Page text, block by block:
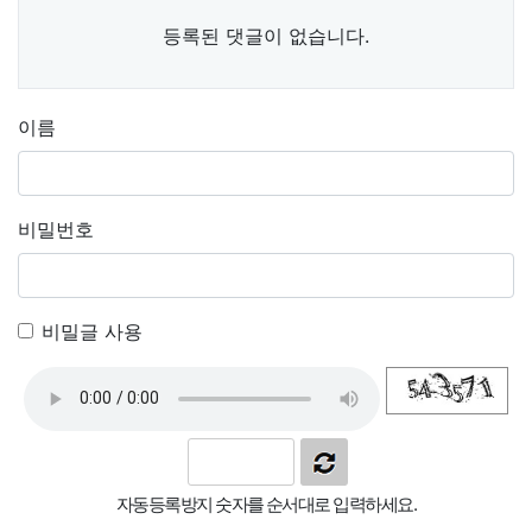
등록된 댓글이 없습니다.
이름
비밀번호
비밀글 사용
자동등록방지 숫자를 순서대로 입력하세요.